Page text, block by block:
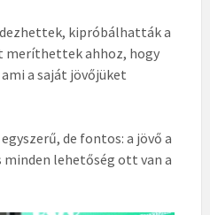
kipróbálhatták a
meríthettek ahhoz, hogy
a saját jövőjüket
de fontos: a jövő a
minden lehetőség ott van a